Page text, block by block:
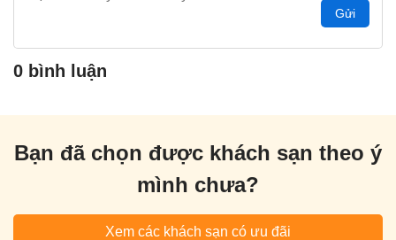
Gửi
0 bình luận
Bạn đã chọn được khách sạn theo ý
mình chưa?
Xem các khách sạn có ưu đãi